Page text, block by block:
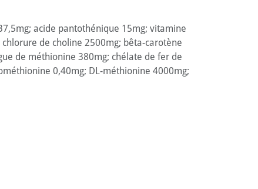
acide pantothénique 15mg; vitamine
de choline 2500mg; bêta-carotène
de méthionine 380mg; chélate de fer de
0,40mg; DL-méthionine 4000mg;